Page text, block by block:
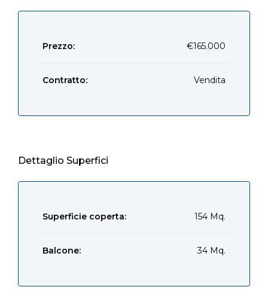
Prezzo: €165.000
Contratto: Vendita
Dettaglio Superfici
Superficie coperta: 154 Mq.
Balcone: 34 Mq.